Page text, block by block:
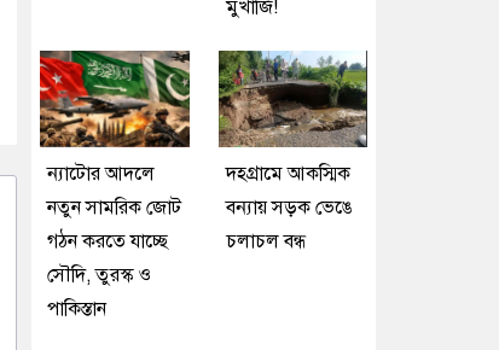
মুখার্জি!
ন্যাটোর আদলে
নতুন সামরিক জোট
গঠন করতে যাচ্ছে
সৌদি, তুরস্ক ও
পাকিস্তান
দহগ্রামে আকস্মিক
বন্যায় সড়ক ভেঙে
চলাচল বন্ধ